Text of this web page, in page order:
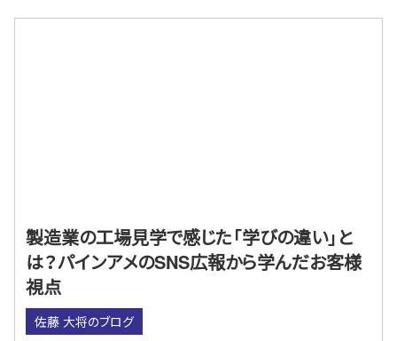
製造業の工場見学で感じた「学びの違い」と
は？パインアメのSNS広報から学んだお客様
視点
佐藤 大将のブログ